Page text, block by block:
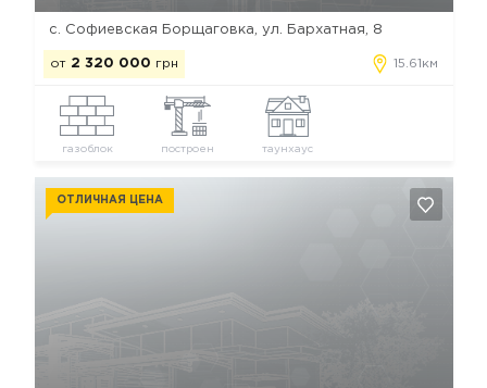
с. Софиевская Борщаговка, ул. Бархатная, 8
от 2 320 000 грн 15.61км
газоблок построен таунхаус
ОТЛИЧНАЯ ЦЕНА